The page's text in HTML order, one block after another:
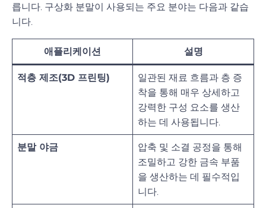
릅니다. 구상화 분말이 사용되는 주요 분야는 다음과 같습
니다.
애플리케이션 설명
적층 제조(3D 프린팅)
일관된 재료 흐름과 층 증
착을 통해 매우 상세하고
강력한 구성 요소를 생산
하는 데 사용됩니다.
분말 야금
압축 및 소결 공정을 통해
조밀하고 강한 금속 부품
을 생산하는 데 필수적입
니다.